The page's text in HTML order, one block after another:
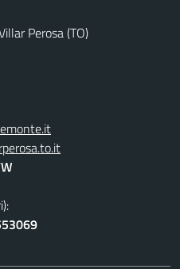
Perosa (TO)